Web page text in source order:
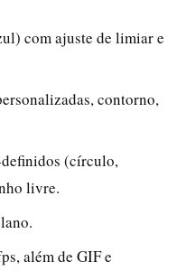
com ajuste de limiar e
contorno,
(círculo,
livre.
além de GIF e